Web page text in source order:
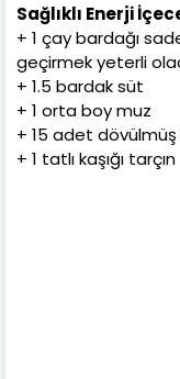
Sağlıklı Enerji
+ 1 çay bardağı
geçirmek yeterli
+ 1.5 bardak süt
+ 1 orta boy muz
+ 15 adet dövülmüş
+ 1 tatlı kaşığı tarçın